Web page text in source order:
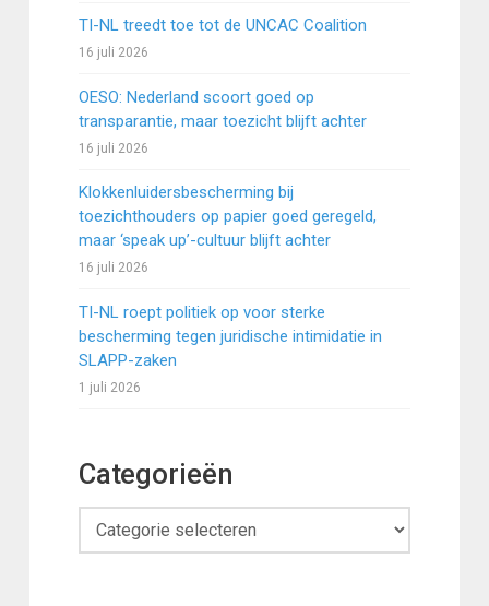
TI-NL treedt toe tot de UNCAC Coalition
16 juli 2026
OESO: Nederland scoort goed op
transparantie, maar toezicht blijft achter
16 juli 2026
Klokkenluidersbescherming bij
toezichthouders op papier goed geregeld,
maar ‘speak up’-cultuur blijft achter
16 juli 2026
TI-NL roept politiek op voor sterke
bescherming tegen juridische intimidatie in
SLAPP-zaken
1 juli 2026
Categorieën
Categorieën